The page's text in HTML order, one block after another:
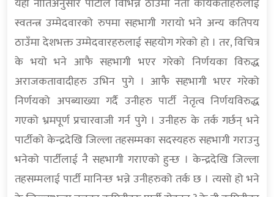
यही नीतिअनुसार पार्टीले विभिन्न ठाउँमा नेता कार्यकताहरुलाई
स्वतन्त्र उम्मेदवारको रुपमा सहभागी गरायो भने अन्य कतिपय
ठाउँमा देशभक्त उम्मेदवारहरुलाई सहयोग गरेको हो । तर, विचित्र
के भयो भने आफै सहभागी भएर गरेको निर्णयका विरुद्ध
अराजकतावादीहरु उभिन पुगे । आफै सहभागी भएर गरेको
निर्णयको अपब्याख्या गर्दै उनीहरु पार्टी नेतृत्व निर्णयविरुद्ध
गएको भ्रमपूर्ण प्रचारवाजी गर्न पुगे । उनीहरु के तर्क गर्छन् भने
पार्टीको केन्द्रदेखि जिल्ला तहसम्मका सदस्यहरु सहभागी गराउनु
भनेको पार्टीलाई नै सहभागी गराएको हुन्छ । केन्द्रदेखि जिल्ला
तहसम्मलाई पार्टी मानिन्छ भन्ने उनीहरुको तर्क छ । त्यसो हो भने